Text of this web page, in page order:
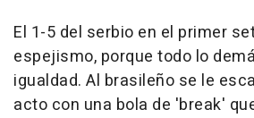
El 1-5 del serbio en el primer
espejismo, porque todo lo
igualdad. Al brasileño se le
acto con una bola de 'break'